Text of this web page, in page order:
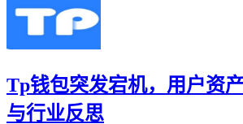
Tp钱包突发宕机，用户资
与行业反思